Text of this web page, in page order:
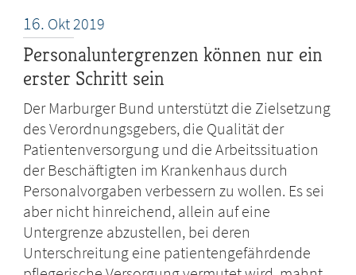
16. Okt2019
Personaluntergrenzen können nur ein
erster Schritt sein
Der Marburger Bund unterstützt die Zielsetzung
des Verordnungsgebers, die Qualität der
Patientenversorgung und die Arbeitssituation
der Beschäftigten im Krankenhaus durch
Personalvorgaben verbessern zu wollen. Es sei
aber nicht hinreichend, allein auf eine
Untergrenze abzustellen, bei deren
Unterschreitung eine patientengefährdende